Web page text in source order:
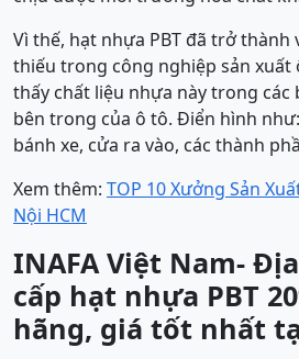
Vì thế, hạt nhựa PBT đã trở
thiếu trong công nghiệp sản xuất
thấy chất liệu nhựa này trong
bên trong của ô tô. Điển hình
bánh xe, cửa ra vào, các thành
Xem thêm: TOP 10 Xưởng Sản
Nội HCM
INAFA Việt Nam-
cấp hạt nhựa PBT
hãng, giá tốt nhất